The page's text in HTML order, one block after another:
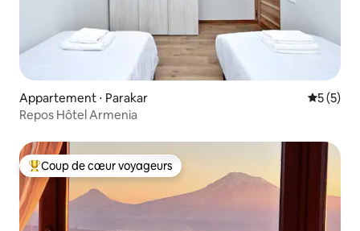
Appartement ⋅ Parakar
5 (5)
Repos Hôtel Armenia
Coups de cœur voyageurs les plus appréciés
Coup de cœur voyageurs